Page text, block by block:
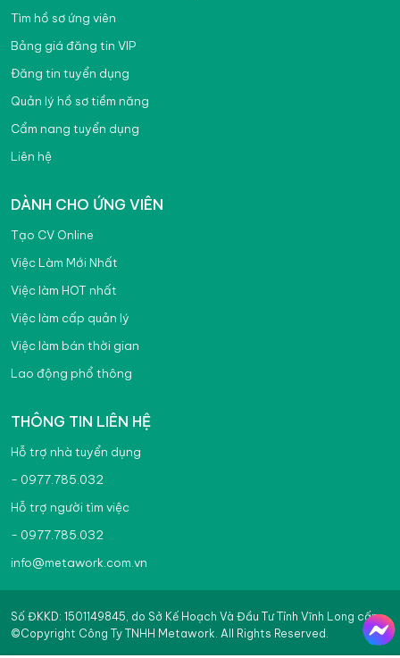
Tìm hồ sơ ứng viên
Bảng giá đăng tin VIP
Đăng tin tuyển dụng
Quản lý hồ sơ tiềm năng
Cẩm nang tuyển dụng
Liên hệ
DÀNH CHO ỨNG VIÊN
Tạo CV Online
Việc Làm Mới Nhất
Việc làm HOT nhất
Việc làm cấp quản lý
Việc làm bán thời gian
Lao động phổ thông
THÔNG TIN LIÊN HỆ
Hỗ trợ nhà tuyển dụng
- 0977.785.032
Hỗ trợ người tìm việc
- 0977.785.032
info@metawork.com.vn
Số ĐKKD: 1501149845, do Sở Kế Hoạch Và Đầu Tư Tỉnh Vĩnh Long cấp
©Copyright Công Ty TNHH Metawork. All Rights Reserved.